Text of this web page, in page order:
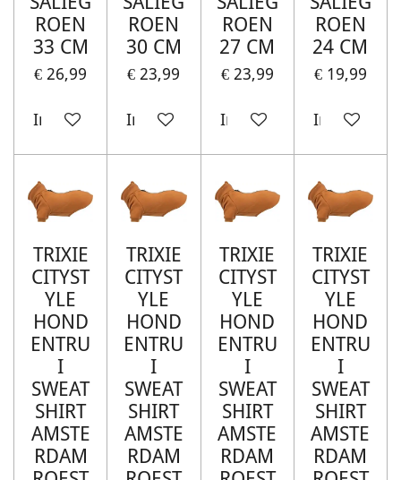
ROEN
33 CM
€ 26,99
In winkelwagen
ROEN
30 CM
€ 23,99
In winkelwagen
ROEN
27 CM
€ 23,99
In winkelwagen
ROEN
24 CM
€ 19,99
In
TRIXIE
CITYST
YLE
HOND
ENTRU
I
SWEAT
SHIRT
AMSTE
RDAM
TRIXIE
CITYST
YLE
HOND
ENTRU
I
SWEAT
SHIRT
AMSTE
RDAM
TRIXIE
CITYST
YLE
HOND
ENTRU
I
SWEAT
SHIRT
AMSTE
RDAM
TRIXIE
CITYST
YLE
HOND
ENTRU
I
SWEAT
SHIRT
AMSTE
RDAM